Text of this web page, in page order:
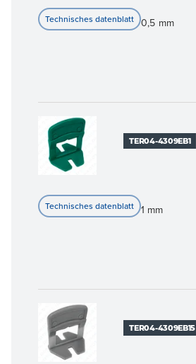
0,5 mm
TER04-4309EB1
1 mm
TER04-4309EB15